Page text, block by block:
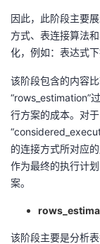
因此，此阶段主要
方式、表连接算法
化，例如：表达式
该阶段包含的内容
“rows_estimation”
行方案的成本。对
的连接方式所对应
作为最终的执行计
案。
该阶段主要是分析